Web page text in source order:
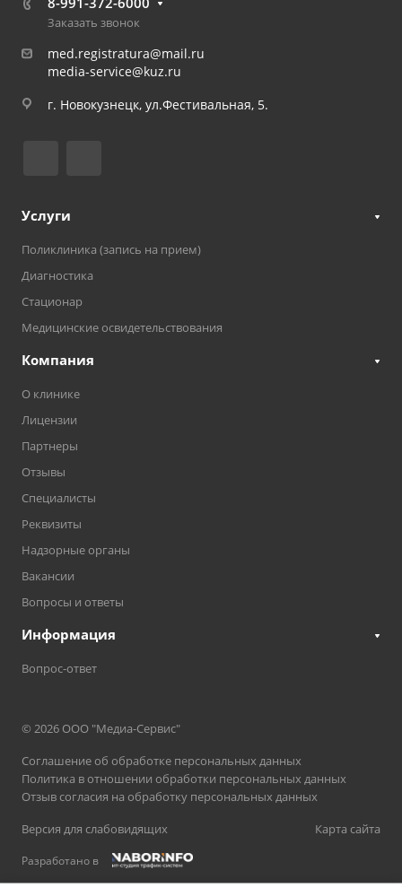
Заказать звонок
med.registratura@mail.ru
media-service@kuz.ru
г. Новокузнецк, ул.Фестивальная, 5.
Услуги
Поликлиника (запись на прием)
Диагностика
Стационар
Медицинские освидетельствования
Компания
О клинике
Лицензии
Партнеры
Отзывы
Специалисты
Реквизиты
Надзорные органы
Вакансии
Вопросы и ответы
Информация
Вопрос-ответ
© 2026 ООО "Медиа-Сервис"
Соглашение об обработке персональных данных
Политика в отношении обработки персональных данных
Отзыв согласия на обработку персональных данных
Версия для слабовидящих
Карта сайта
Разработано в